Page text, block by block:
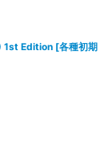
1st Edition [各種初期